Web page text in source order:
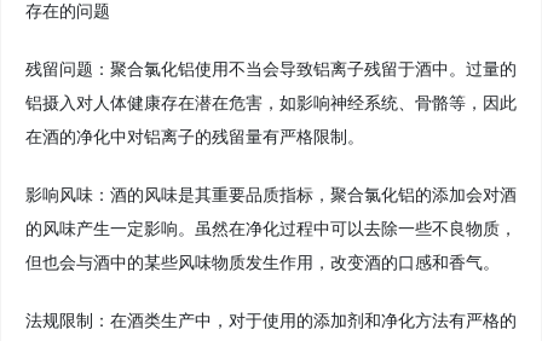
存在的问题
残留问题：聚合氯化铝使用不当会导致铝离子残留于酒中。过量的
铝摄入对人体健康存在潜在危害，如影响神经系统、骨骼等，因此
在酒的净化中对铝离子的残留量有严格限制。
影响风味：酒的风味是其重要品质指标，聚合氯化铝的添加会对酒
的风味产生一定影响。虽然在净化过程中可以去除一些不良物质，
但也会与酒中的某些风味物质发生作用，改变酒的口感和香气。
法规限制：在酒类生产中，对于使用的添加剂和净化方法有严格的